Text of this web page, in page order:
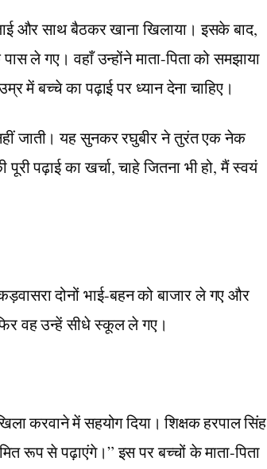
और साथ बैठकर खाना खिलाया। इसके बाद,
ले गए। वहाँ उन्होंने माता-पिता को समझाया
में बच्चे का पढ़ाई पर ध्यान देना चाहिए।
जाती। यह सुनकर रघुबीर ने तुरंत एक नेक
पढ़ाई का खर्चा, चाहे जितना भी हो, मैं स्वयं
दोनों भाई-बहन को बाजार ले गए और
वह उन्हें सीधे स्कूल ले गए।
करवाने में सहयोग दिया। शिक्षक हरपाल सिंह
रूप से पढ़ाएंगे।” इस पर बच्चों के माता-पिता